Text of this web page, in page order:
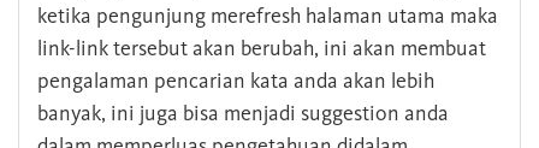
ketika pengunjung merefresh halaman utama maka
link-link tersebut akan berubah, ini akan membuat
pengalaman pencarian kata anda akan lebih
banyak, ini juga bisa menjadi suggestion anda